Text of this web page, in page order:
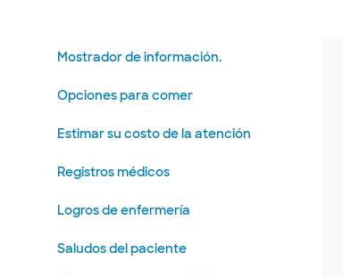
Mostrador de información.
Opciones para comer
Estimar su costo de la atención
Registros médicos
Logros de enfermería
Saludos del paciente